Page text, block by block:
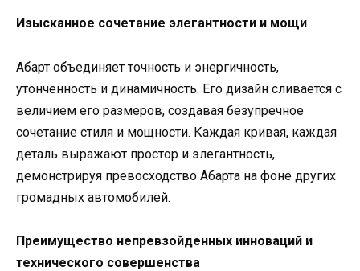
Изысканное сочетание элегантности и мощи
Абарт объединяет точность и энергичность,
утонченность и динамичность. Его дизайн сливается с
величием его размеров, создавая безупречное
сочетание стиля и мощности. Каждая кривая, каждая
деталь выражают простор и элегантность,
демонстрируя превосходство Абарта на фоне других
громадных автомобилей.
Преимущество непревзойденных инноваций и
технического совершенства